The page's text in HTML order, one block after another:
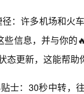
径：许多机场和火
些信息，并与你的
态更新，这能帮
贴士：30秒中转